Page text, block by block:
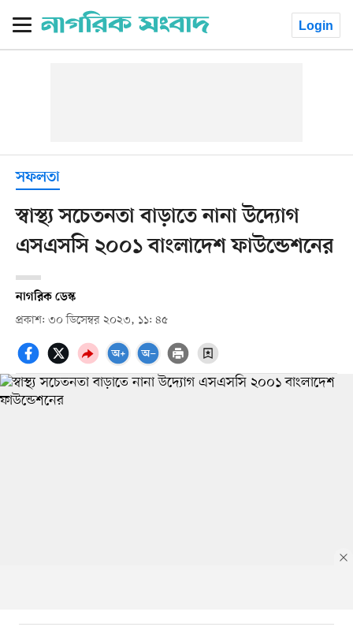
Login
সফলতা
স্বাস্থ্য সচেতনতা বাড়াতে নানা উদ্যোগ
এসএসসি ২০০১ বাংলাদেশ ফাউন্ডেশনের
নাগরিক ডেস্ক
প্রকাশ: ৩০ ডিসেম্বর ২০২৩, ১১: ৪৫